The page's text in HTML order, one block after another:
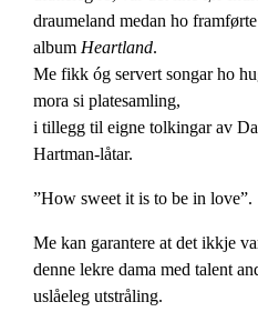
draumeland medan ho
album Heartland.
Me fikk óg servert songar ho
mora si platesamling,
i tillegg til eigne tolkingar av
Hartman-låtar.
”How sweet it is to be in love”.
Me kan garantere at det ikkje
denne lekre dama med talent
uslåeleg utstråling.